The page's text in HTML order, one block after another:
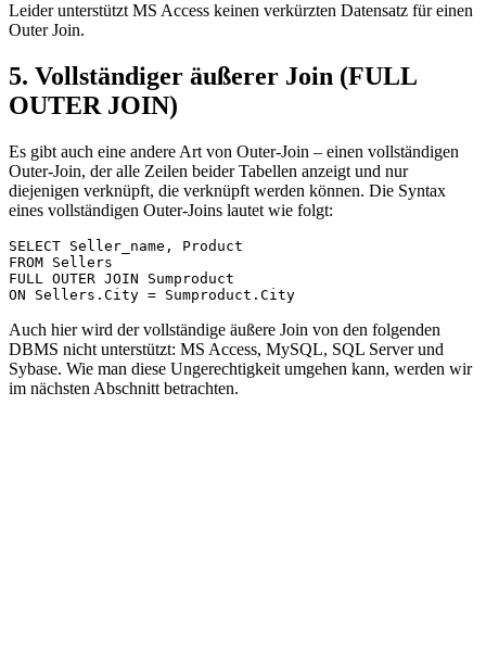
Leider unterstützt MS Access keinen verkürzten Datensatz für einen
Outer Join.
5. Vollständiger äußerer Join (FULL
OUTER JOIN)
Es gibt auch eine andere Art von Outer-Join – einen vollständigen
Outer-Join, der alle Zeilen beider Tabellen anzeigt und nur
diejenigen verknüpft, die verknüpft werden können. Die Syntax
eines vollständigen Outer-Joins lautet wie folgt:
SELECT Seller_name, Product
FROM Sellers
FULL OUTER JOIN Sumproduct
Auch hier wird der vollständige äußere Join von den folgenden
DBMS nicht unterstützt: MS Access, MySQL, SQL Server und
Sybase. Wie man diese Ungerechtigkeit umgehen kann, werden wir
im nächsten Abschnitt betrachten.